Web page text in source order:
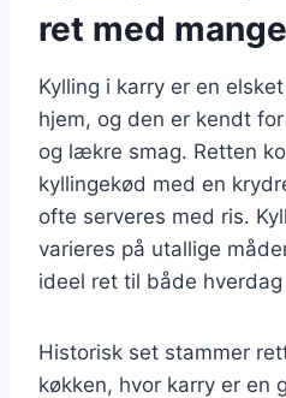
ret med
Kylling i karry er en
hjem, og den er kendt
og lækre smag. Retten
kyllingekød med en
ofte serveres med ris.
varieres på utallige
ideel ret til både
Historisk set stammer
køkken, hvor karry er en